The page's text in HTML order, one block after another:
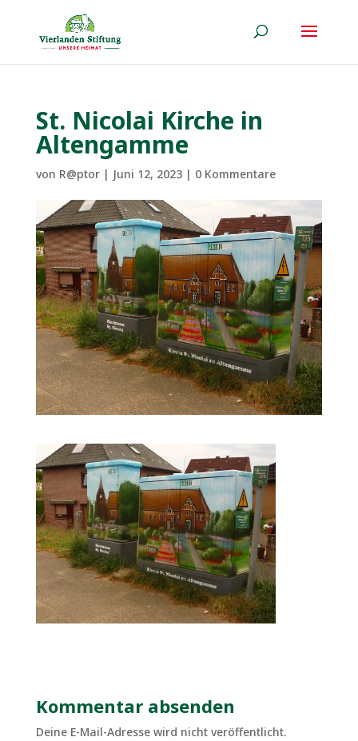
St. Nicolai Kirche in
Altengamme
von R@ptor| Juni 12, 2023| 0 Kommentare
Kommentar absenden
Deine E-Mail-Adresse wird nicht veröffentlicht.